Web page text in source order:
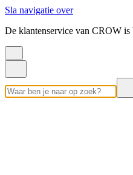
Sla navigatie over
De klantenservice van CROW is